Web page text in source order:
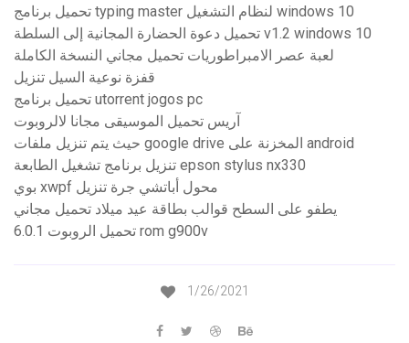
تحميل برنامج typing master لنظام التشغيل windows 10
تحميل دعوة الحضارة المجانية إلى السلطة v1.2 windows 10
لعبة عصر الامبراطوريات تحميل مجاني النسخة الكاملة
قفزة نوعية السيل تنزيل
تحميل برنامج utorrent jogos pc
آريس تحميل الموسيقى مجانا لالروبوت
حيث يتم تنزيل ملفات google drive المخزنة على android
تنزيل برنامج تشغيل الطابعة epson stylus nx330
بوي xwpf محول أباتشي جرة تنزيل
يطفو على السطح قوالب بطاقة عيد ميلاد تحميل مجاني
تحميل الروبوت 6.0.1 rom g900v
1/26/2021